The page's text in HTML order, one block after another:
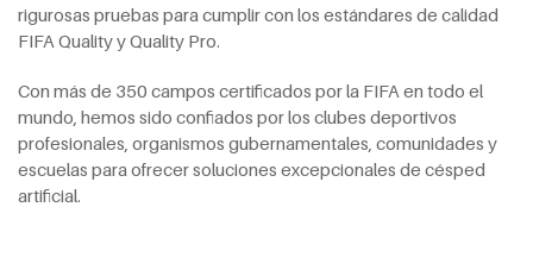
rigurosas pruebas para cumplir con los estándares de calidad
FIFA Quality y Quality Pro.
Con más de 350 campos certificados por la FIFA en todo el
mundo, hemos sido confiados por los clubes deportivos
profesionales, organismos gubernamentales, comunidades y
escuelas para ofrecer soluciones excepcionales de césped
artificial.